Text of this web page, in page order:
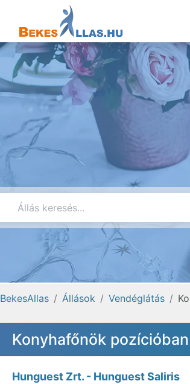
BekesAllas Állások Vendéglátás
Konyhafőnök
Hunguest Zrt. - Hunguest Saliris